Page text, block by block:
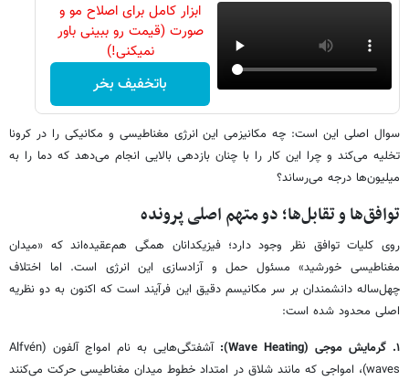
ابزار کامل برای اصلاح مو و
صورت (قیمت رو ببینی باور
نمیکنی!)
باتخفیف بخر
سوال اصلی این است: چه مکانیزمی این انرژی مغناطیسی و مکانیکی را در کرونا
تخلیه می‌کند و چرا این کار را با چنان بازدهی بالایی انجام می‌دهد که دما را به
میلیون‌ها درجه می‌رساند؟
توافق‌ها و تقابل‌ها؛ دو متهم اصلی پرونده
روی کلیات توافق نظر وجود دارد؛ فیزیکدانان همگی هم‌عقیده‌اند که «میدان
مغناطیسی خورشید» مسئول حمل و آزادسازی این انرژی است. اما اختلاف
چهل‌ساله دانشمندان بر سر مکانیسم دقیق این فرآیند است که اکنون به دو نظریه
اصلی محدود شده است:
۱. گرمایش موجی (Wave Heating):
آشفتگی‌هایی به نام امواج آلفون (Alfvén
waves)، امواجی که مانند شلاق در امتداد خطوط میدان مغناطیسی حرکت می‌کنند